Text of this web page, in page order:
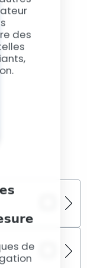
des
de
intervenons
une